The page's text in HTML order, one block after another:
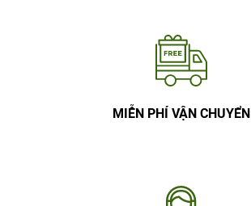
MIỄN PHÍ VẬN CHUYỂN